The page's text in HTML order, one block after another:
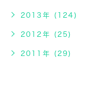
2013年 (124)
2012年 (25)
2011年 (29)